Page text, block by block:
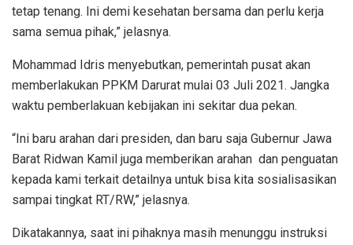
tetap tenang. Ini demi kesehatan bersama dan perlu kerja
sama semua pihak,” jelasnya.
Mohammad Idris menyebutkan, pemerintah pusat akan
memberlakukan PPKM Darurat mulai 03 Juli 2021. Jangka
waktu pemberlakuan kebijakan ini sekitar dua pekan.
“Ini baru arahan dari presiden, dan baru saja Gubernur Jawa
Barat Ridwan Kamil juga memberikan arahan dan penguatan
kepada kami terkait detailnya untuk bisa kita sosialisasikan
sampai tingkat RT/RW,” jelasnya.
Dikatakannya, saat ini pihaknya masih menunggu instruksi